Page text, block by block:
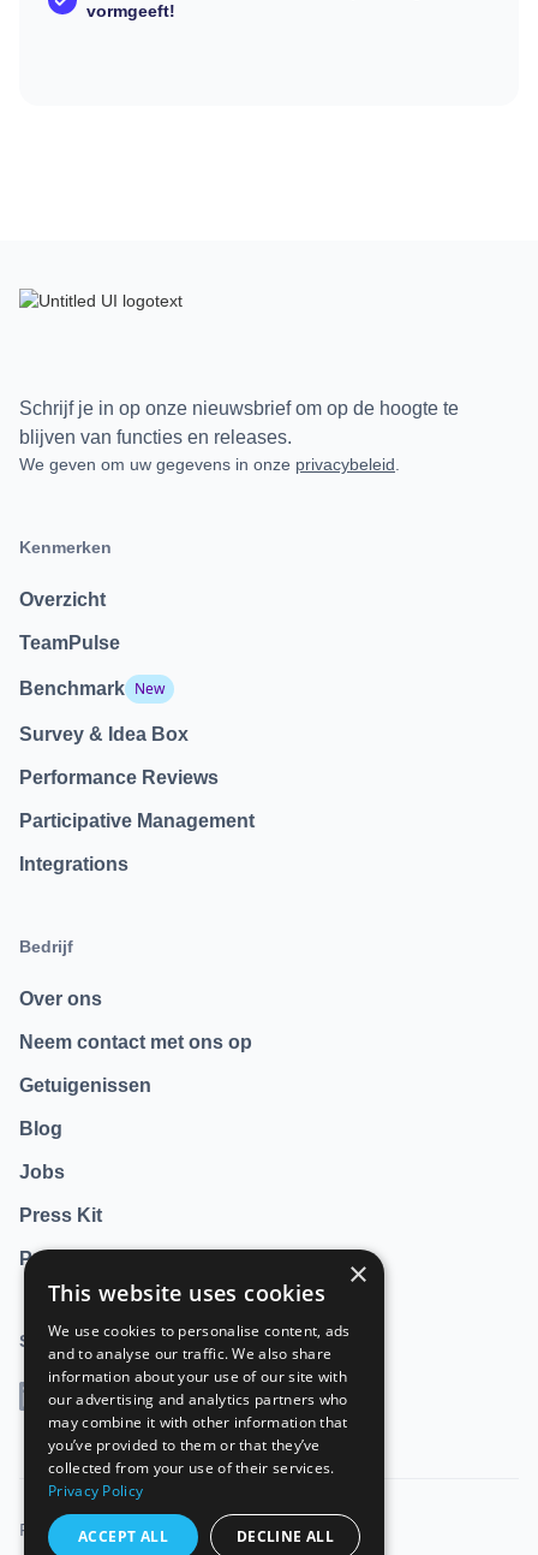
vormgeeft!
Schrijf je in op onze nieuwsbrief om op de hoogte te
blijven van functies en releases.
We geven om uw gegevens in onze privacybeleid
Kenmerken
Overzicht
TeamPulse
Benchmark New
Survey & Idea Box
Performance Reviews
Participative Management
Integrations
Bedrijf
Over ons
Neem contact met ons op
Getuigenissen
Blog
Jobs
Press Kit
Privacy Policy
Social
LinkedIn
Privacy
×
This website uses cookies
We use cookies to personalise content, ads
and to analyse our traffic. We also share
information about your use of our site with
our advertising and analytics partners who
may combine it with other information that
you’ve provided to them or that they’ve
collected from your use of their services.
Privacy Policy
ACCEPT ALL DECLINE ALL